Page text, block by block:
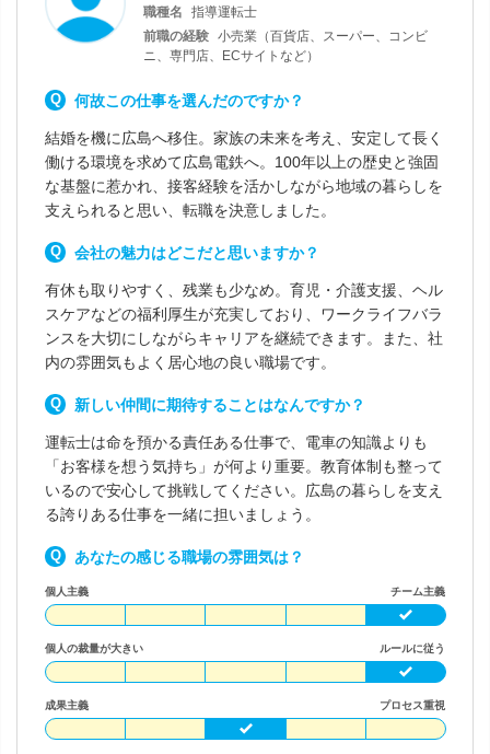
職種名
指導運転士
前職の経験 小売業（百貨店、スーパー、コンビ
ニ、専門店、ECサイトなど）
何故この仕事を選んだのですか？
結婚を機に広島へ移住。家族の未来を考え、安定して長く
働ける環境を求めて広島電鉄へ。100年以上の歴史と強固
な基盤に惹かれ、接客経験を活かしながら地域の暮らしを
支えられると思い、転職を決意しました。
会社の魅力はどこだと思いますか？
有休も取りやすく、残業も少なめ。育児・介護支援、ヘル
スケアなどの福利厚生が充実しており、ワークライフバラ
ンスを大切にしながらキャリアを継続できます。また、社
内の雰囲気もよく居心地の良い職場です。
新しい仲間に期待することはなんですか？
運転士は命を預かる責任ある仕事で、電車の知識よりも
「お客様を想う気持ち」が何より重要。教育体制も整って
いるので安心して挑戦してください。広島の暮らしを支え
る誇りある仕事を一緒に担いましょう。
あなたの感じる職場の雰囲気は？
個人主義 チーム主義
個人の裁量が大きい ルールに従う
成果主義 プロセス重視